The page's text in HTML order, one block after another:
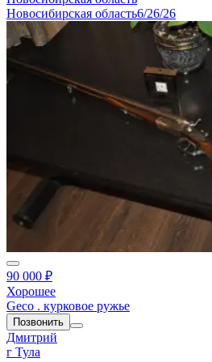
Новосибирская область6/26/26
90 000 ₽
Хорошее
Geco . курковое ружье
Позвонить
Дмитрий
г Тула